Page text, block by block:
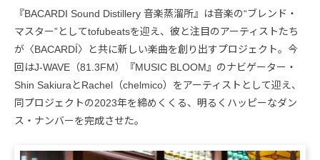
『BACARDI Sound Distillery 音楽蒸溜所』は音楽の“ブレンド・
マスター”としてtofubeatsを迎え、彼と注目のアーティストたち
が〈BACARDÍ〉と共に新しい楽曲を創り出すプロジェクト。今
回はJ-WAVE（81.3FM）『MUSIC BLOOM』のナビゲーター・
Shin SakiuraとRachel（chelmico）をアーティストとして迎え、
同プロジェクトの2023年を締めくくる、明るくハッピーなダン
ス・ナンバーを完成させた。